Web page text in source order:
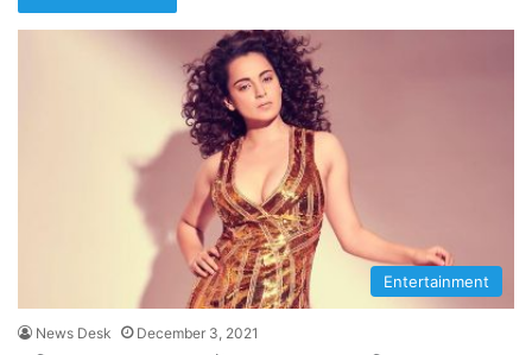
Entertainment
News Desk December 3, 2021